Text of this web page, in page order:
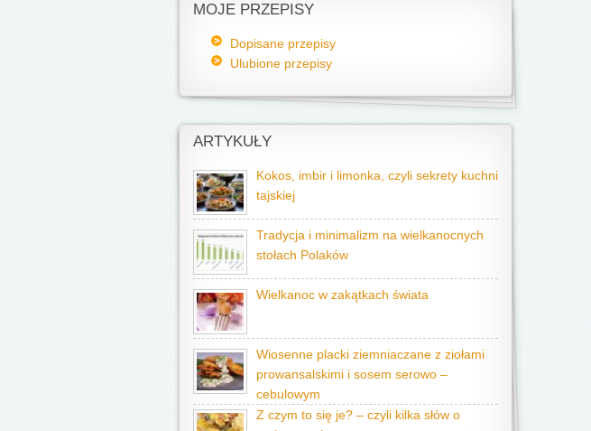
MOJE PRZEPISY
Dopisane przepisy
Ulubione przepisy
ARTYKUŁY
Kokos, imbir i limonka, czyli sekrety kuchni
tajskiej
Tradycja i minimalizm na wielkanocnych
stołach Polaków
Wielkanoc w zakątkach świata
Wiosenne placki ziemniaczane z ziołami
prowansalskimi i sosem serowo –
cebulowym
Z czym to się je? – czyli kilka słów o